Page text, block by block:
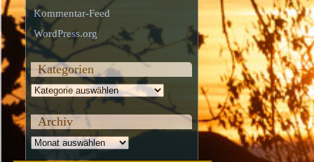
Kommentar-Feed
WordPress.org
Kategorien
Kategorien
Archiv
Archiv